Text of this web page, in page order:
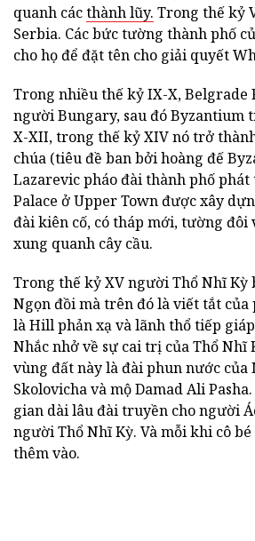
quanh cácthành lũy. Trong thế kỷ
Serbia. Các bức tường thành phố
cho họ để đặt tên cho giải quyết
Trong nhiều thế kỷ IX-X, Belgrade
người Bungary, sau đó Byzantium
X-XII, trong thế kỷ XIV nó trở
chúa (tiêu đề ban bởi hoàng đế
Lazarevic pháo đài thành phố
Palace ở Upper Town được xây
đài kiên cố, có tháp mới, tường đôi
xung quanh cây cầu.
Trong thế kỷ XV người Thổ Nhĩ Kỳ
Ngọn đồi mà trên đó là viết tắt của
là Hill phản xạ và lãnh thổ tiếp
Nhắc nhở về sự cai trị của Thổ Nhĩ
vùng đất này là đài phun nước của
Skolovicha và mộ Damad Ali
gian dài lâu đài truyền cho người
người Thổ Nhĩ Kỳ. Và mỗi khi cô
thêm vào.